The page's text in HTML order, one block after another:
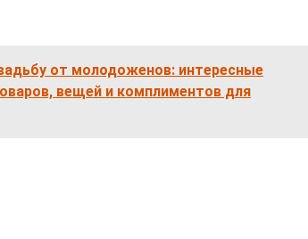
от молодоженов: интересные
вещей и комплиментов для